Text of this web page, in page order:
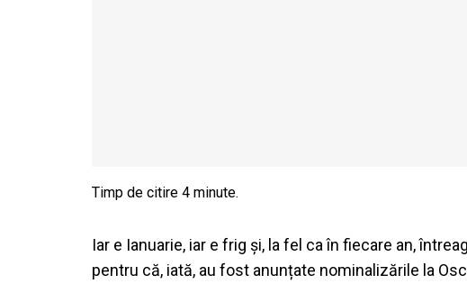
Iar e Ianuarie, iar e frig și, la fel ca în fiecare an,
pentru că, iată, au fost anunțate nominalizările la